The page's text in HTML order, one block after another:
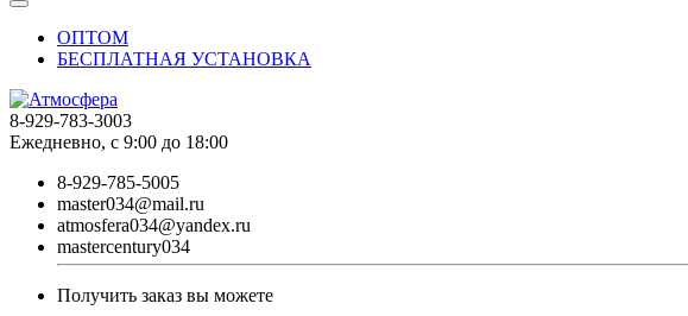
ОПТОМ
БЕСПЛАТНАЯ УСТАНОВКА
8-929-783-3003
Ежедневно, с 9:00 до 18:00
8-929-785-5005
master034@mail.ru
atmosfera034@yandex.ru
mastercentury034
Получить заказ вы можете